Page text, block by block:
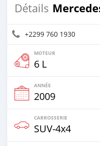
Détails
+2299 760 1930
MOTEUR
6 L
ANNÉE
2009
CARROSSERIE
SUV‒4x4